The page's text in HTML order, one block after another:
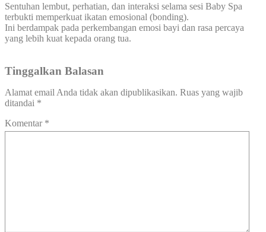
Sentuhan lembut, perhatian, dan interaksi selama sesi Baby Spa
terbukti memperkuat ikatan emosional (bonding).
Ini berdampak pada perkembangan emosi bayi dan rasa percaya
yang lebih kuat kepada orang tua.
Tinggalkan Balasan
Alamat email Anda tidak akan dipublikasikan. Ruas yang wajib
ditandai *
Komentar *